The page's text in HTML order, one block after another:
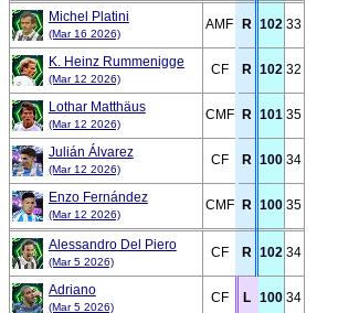
Michel Platini
(Mar 16 2026)
AMF R 102 33
K. Heinz Rummenigge
(Mar 12 2026)
CF R 102 32
Lothar Matthäus
(Mar 12 2026)
CMF R 101 35
Julián Álvarez
(Mar 12 2026)
CF R 100 34
Enzo Fernández
(Mar 12 2026)
CMF R 100 35
Alessandro Del Piero
(Mar 5 2026)
CF R 102 34
Adriano
(Mar 5 2026)
CF L 100 34